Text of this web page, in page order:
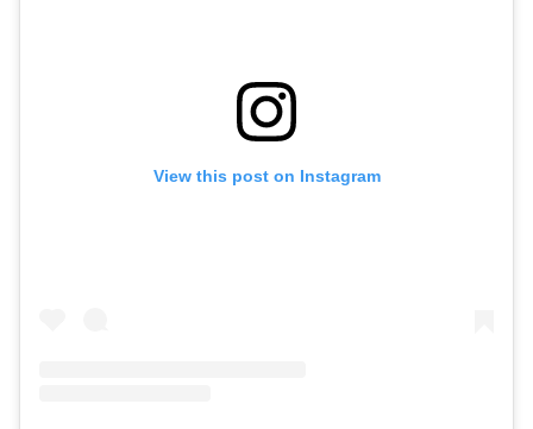
View this post on Instagram